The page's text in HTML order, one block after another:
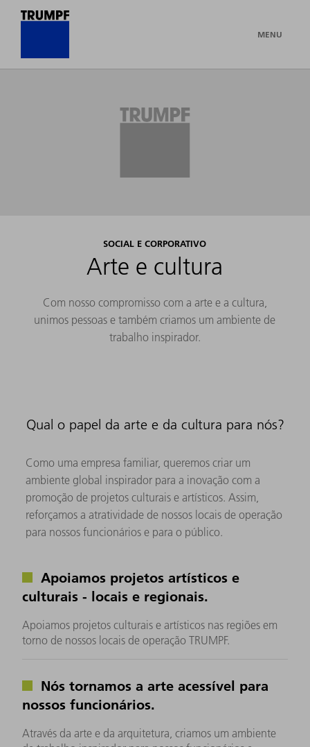
MENU
SOCIAL E CORPORATIVO
Arte e cultura
Com nosso compromisso com a arte e a cultura,
unimos pessoas e também criamos um ambiente de
trabalho inspirador.
Qual o papel da arte e da cultura para nós?
Como uma empresa familiar, queremos criar um
ambiente global inspirador para a inovação com a
promoção de projetos culturais e artísticos. Assim,
reforçamos a atratividade de nossos locais de operação
para nossos funcionários e para o público.
Apoiamos projetos artísticos e
culturais - locais e regionais.
Apoiamos projetos culturais e artísticos nas regiões em
torno de nossos locais de operação TRUMPF.
Nós tornamos a arte acessível para
nossos funcionários.
Através da arte e da arquitetura, criamos um ambiente